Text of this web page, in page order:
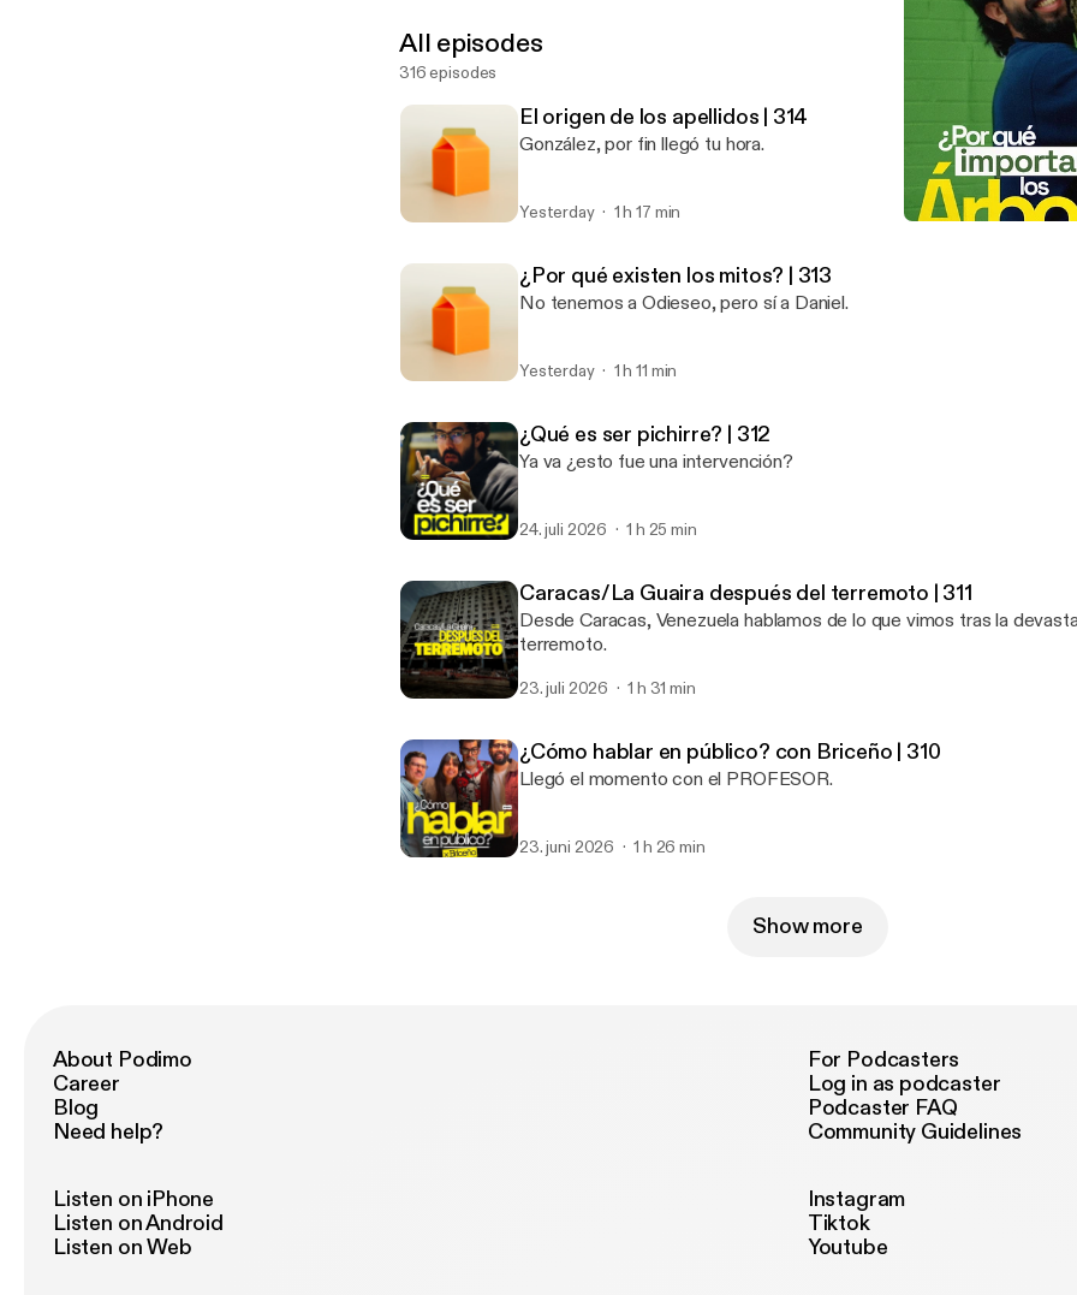
All episodes
316 episodes
El origen de los apellidos | 314
González, por fin llegó tu hora.
Yesterday 1 h 17 min
¿Por qué existen los mitos? | 313
No tenemos a Odieseo, pero sí a Daniel.
Yesterday 1 h 11 min
¿Qué es ser pichirre? | 312
Ya va ¿esto fue una intervención?
24. juli 2026 1 h 25 min
Caracas/La Guaira después del terremoto | 311
Desde Caracas, Venezuela hablamos de lo que vimos tras la
terremoto.
23. juli 2026 1 h 31 min
¿Cómo hablar en público? con Briceño | 310
Llegó el momento con el PROFESOR.
23. juni 2026 1 h 26 min
Show more
About Podimo
Career
Blog
Need help?
For Podcasters
Log in as podcaster
Podcaster FAQ
Community Guidelines
Listen on iPhone
Listen on Android
Listen on Web
Instagram
Tiktok
Youtube